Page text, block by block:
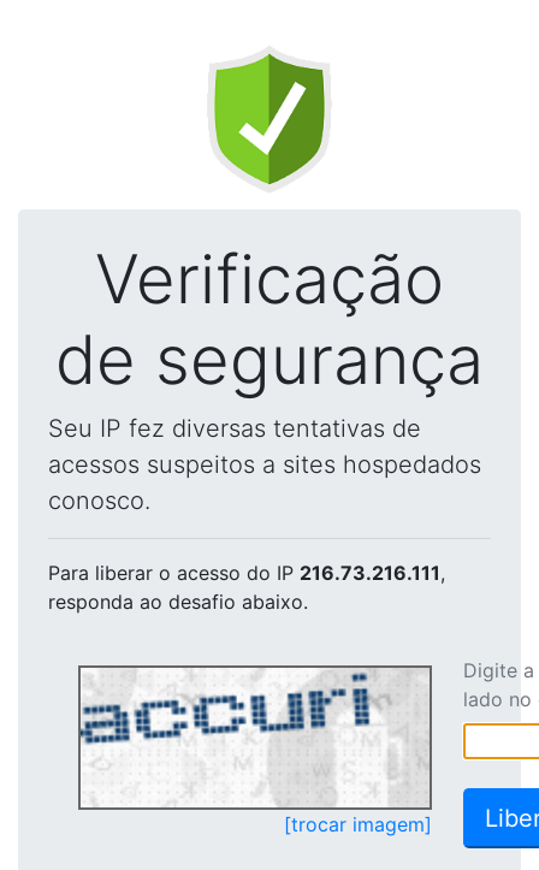
Verificação
de segurança
Seu IP fez diversas tentativas de
acessos suspeitos a sites hospedados
conosco.
Para liberar o acesso do IP 216.73.216.111,
responda ao desafio abaixo.
[trocar imagem]
Digite
lado no